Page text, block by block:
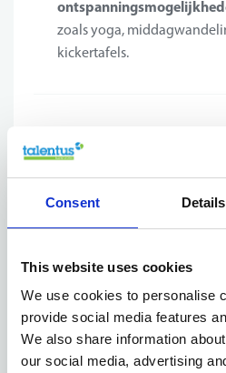
Consent Details
This website uses cookies
We use cookies to personalise
provide social media features
We also share information
our social media, advertising
zoals yoga,
kickertafels.
AlsSupply Chain Plannerkan
volgende:
voorkeur in een logistieke
M instens 3 jaar ervaringin
functie;
Je hebt eenanalytisch en
denkvermogen;